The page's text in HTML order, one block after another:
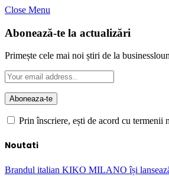
Close Menu
Abonează-te la actualizări
Primește cele mai noi știri de la
Prin înscriere, ești de acord cu termenii
Noutati
Brandul italian KIKO MILANO își